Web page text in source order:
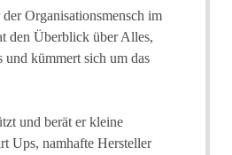
Organisationsmensch im
den Überblick über Alles,
und kümmert sich um das
und berät er kleine
Ups, namhafte Hersteller